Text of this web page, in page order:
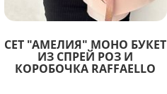
СЕТ "АМЕЛИЯ" МОНО БУКЕТ
ИЗ СПРЕЙ РОЗ И
КОРОБОЧКА RAFFAELLO